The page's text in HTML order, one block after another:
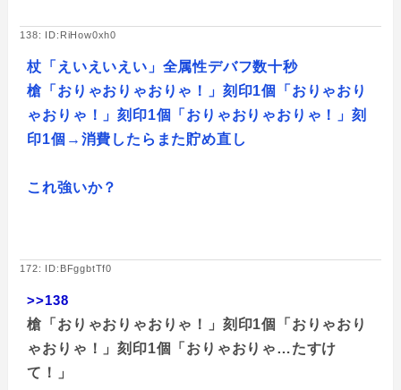
138: ID:RiHow0xh0
杖「えいえいえい」全属性デバフ数十秒
槍「おりゃおりゃおりゃ！」刻印1個「おりゃおり
ゃおりゃ！」刻印1個「おりゃおりゃおりゃ！」刻
印1個→消費したらまた貯め直し
これ強いか？
172: ID:BFggbtTf0
>>138
槍「おりゃおりゃおりゃ！」刻印1個「おりゃおり
ゃおりゃ！」刻印1個「おりゃおりゃ…たすけ
て！」